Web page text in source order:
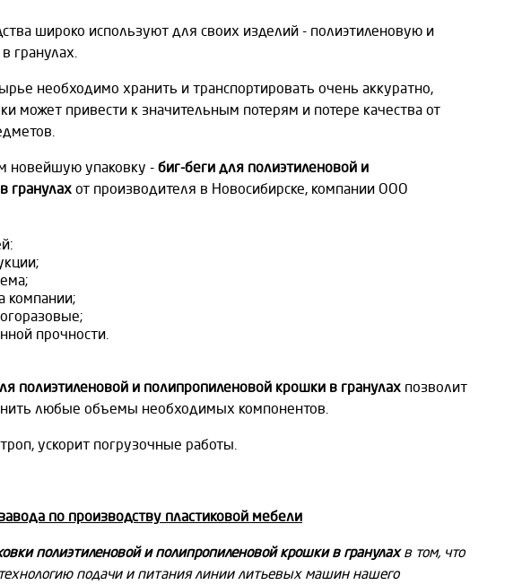
широко используют для своих изделий - полиэтиленовую и
гранулах.
необходимо хранить и транспортировать очень аккуратно,
может привести к значительным потерям и потере качества от
новейшую упаковку - биг-беги для полиэтиленовой и
гранулах от производителя в Новосибирске, компании ООО
компании;
прочности.
полиэтиленовой и полипропиленовой крошки в гранулах позволит
любые объемы необходимых компонентов.
ускорит погрузочные работы.
по производству пластиковой мебели
полиэтиленовой и полипропиленовой крошки в гранулахв том, что
подачи и питания линии литьевых машин нашего